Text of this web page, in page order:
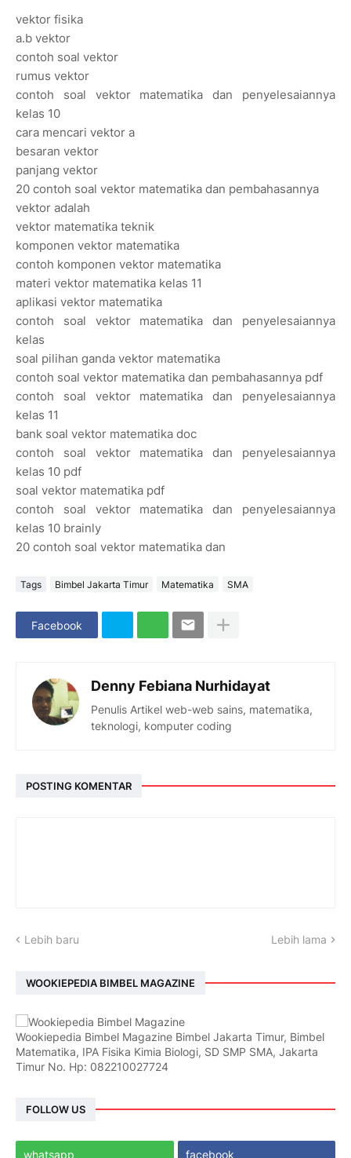
vektor fisika
a.b vektor
contoh soal vektor
rumus vektor
contoh soal vektor matematika dan penyelesaiannya
kelas 10
cara mencari vektor a
besaran vektor
panjang vektor
20 contoh soal vektor matematika dan pembahasannya
vektor adalah
vektor matematika teknik
komponen vektor matematika
contoh komponen vektor matematika
materi vektor matematika kelas 11
aplikasi vektor matematika
contoh soal vektor matematika dan penyelesaiannya
kelas
soal pilihan ganda vektor matematika
contoh soal vektor matematika dan pembahasannya pdf
contoh soal vektor matematika dan penyelesaiannya
kelas 11
bank soal vektor matematika doc
contoh soal vektor matematika dan penyelesaiannya
kelas 10 pdf
soal vektor matematika pdf
contoh soal vektor matematika dan penyelesaiannya
kelas 10 brainly
20 contoh soal vektor matematika dan
Tags Bimbel Jakarta Timur Matematika SMA
Facebook
Denny Febiana Nurhidayat
Penulis Artikel web-web sains, matematika,
teknologi, komputer coding
POSTING KOMENTAR
Lebih baru Lebih lama
WOOKIEPEDIA BIMBEL MAGAZINE
Wookiepedia Bimbel Magazine Bimbel Jakarta Timur, Bimbel
Matematika, IPA Fisika Kimia Biologi, SD SMP SMA, Jakarta
Timur No. Hp: 082210027724
FOLLOW US
whatsapp facebook